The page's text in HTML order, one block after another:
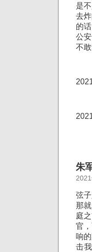
是
去
的
公
不
朱
弦
那
庭
官
响
击